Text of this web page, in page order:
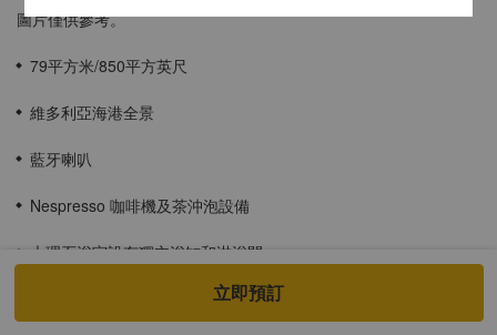
圖片僅供參考。
79平方米/850平方英尺
維多利亞海港全景
藍牙喇叭
Nespresso 咖啡機及茶沖泡設備
大理石浴室設有獨立浴缸和淋浴間
立即預訂